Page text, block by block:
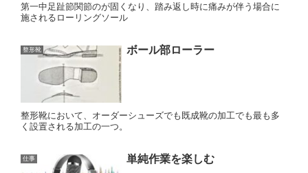
第一中足趾節関節のが固くなり、踏み返し時に痛みが伴う場合に
施されるローリングソール
整形靴 ボール部ローラー
整形靴において、オーダーシューズでも既成靴の加工でも最も多
く設置される加工の一つ。
仕事 単純作業を楽しむ